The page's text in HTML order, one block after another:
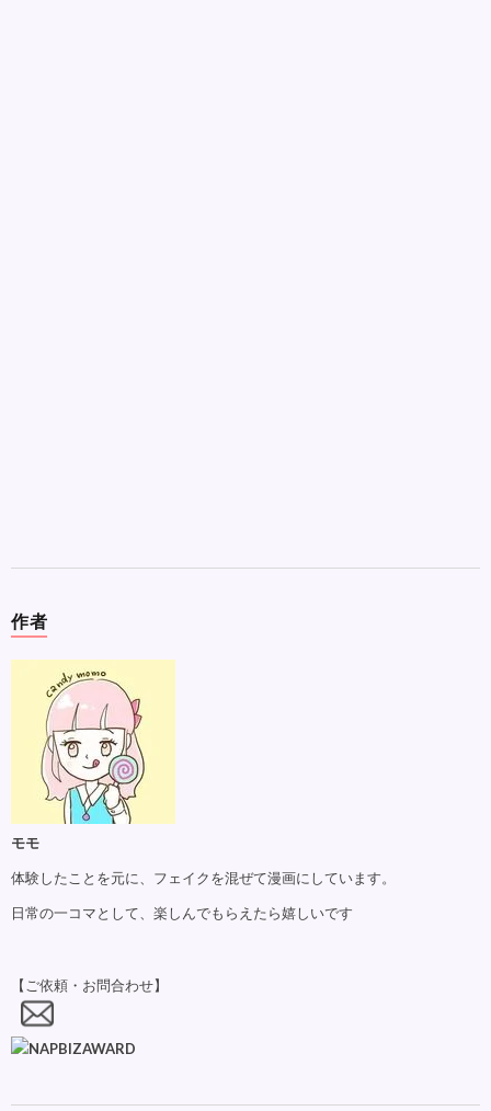
作者
モモ
体験したことを元に、フェイクを混ぜて漫画にしています。
日常の一コマとして、楽しんでもらえたら嬉しいです
【ご依頼・お問合わせ】